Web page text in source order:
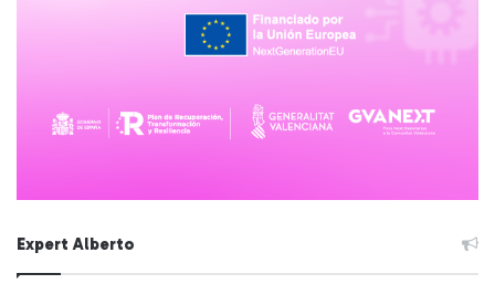
Expert Alberto